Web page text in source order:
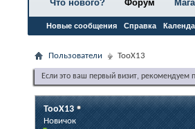
Что нового? Форум
Новые сообщения Справка
Пользователи TooX13
Если это ваш первый визит, рекомендуем
TooX13
Новичок